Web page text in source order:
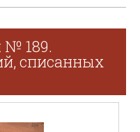
№ 189.
списанных